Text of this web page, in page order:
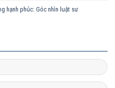
hạnh phúc: Góc nhìn luật sư